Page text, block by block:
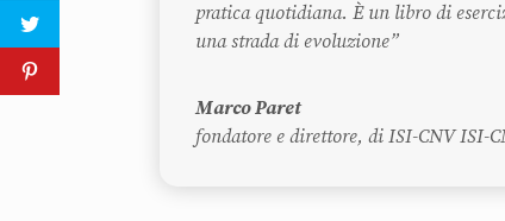
pratica quotidiana. È un libro di
una strada di evoluzione”
Marco Paret
fondatore e direttore, di ISI-CNV ISI-